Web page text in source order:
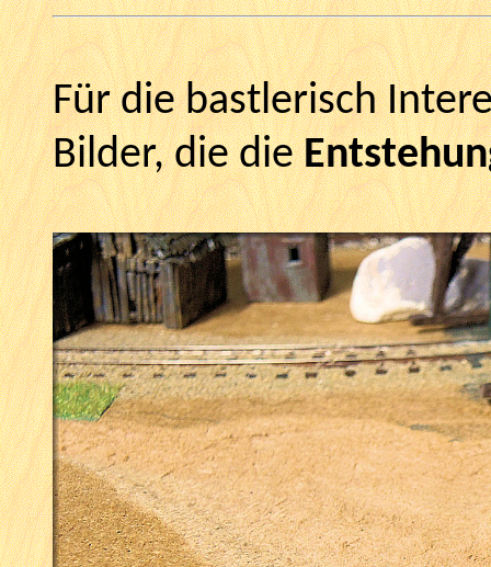
Für die bastlerisch
Bilder, die die